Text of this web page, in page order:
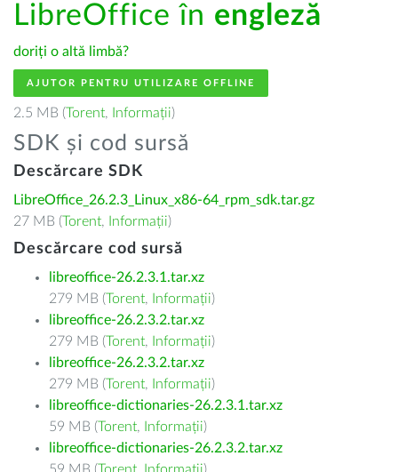
LibreOffice în engleză
doriți o altă limbă?
AJUTOR PENTRU UTILIZARE OFFLINE
2.5 MB (Torent, Informații)
SDK și cod sursă
Descărcare SDK
LibreOffice_26.2.3_Linux_x86-64_rpm_sdk.tar.gz
27 MB (Torent, Informații)
Descărcare cod sursă
libreoffice-26.2.3.1.tar.xz
279 MB (Torent, Informații)
libreoffice-26.2.3.2.tar.xz
279 MB (Torent, Informații)
libreoffice-26.2.3.2.tar.xz
279 MB (Torent, Informații)
libreoffice-dictionaries-26.2.3.1.tar.xz
59 MB (Torent, Informații)
libreoffice-dictionaries-26.2.3.2.tar.xz